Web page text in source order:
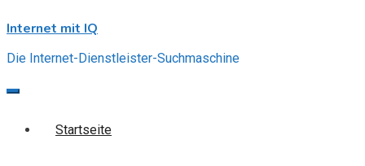
to
Internet mit IQ
Die Internet-Dienstleister-Suchmaschine
Startseite